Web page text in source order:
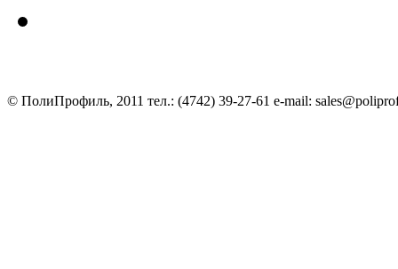
© ПолиПрофиль, 2011 тел.: (4742) 39-27-61 e-mail: